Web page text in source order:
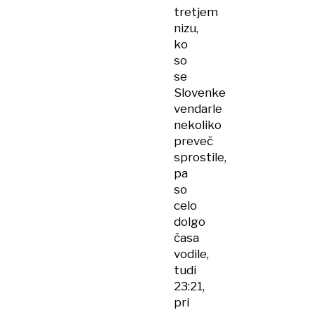
tretjem
nizu,
ko
so
se
Slovenke
vendarle
nekoliko
preveč
sprostile,
pa
so
celo
dolgo
časa
vodile,
tudi
23:21,
pri